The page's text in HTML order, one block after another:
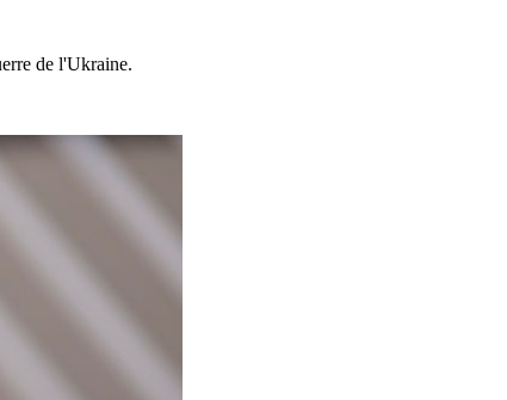
de l'Ukraine.